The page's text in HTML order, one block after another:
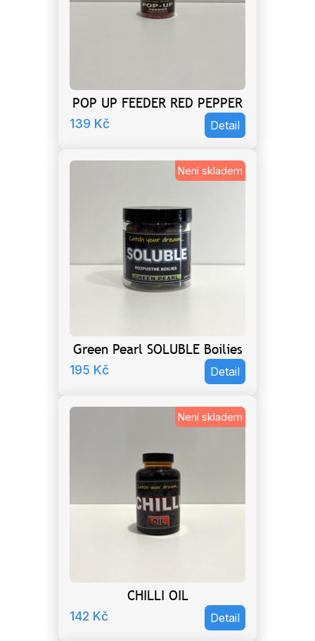
POP UP FEEDER RED PEPPER
139 Kč Detail
Není skladem
Green Pearl SOLUBLE Boilies
195 Kč Detail
Není skladem
CHILLI OIL
142 Kč Detail